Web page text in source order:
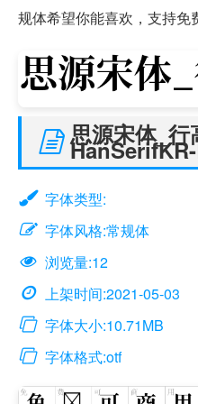
规体希望你能喜欢，支持免
思源宋体_
字体类型:
字体风格:常规体
浏览量:12
上架时间:2021-05-03
字体大小:10.71MB
字体格式:otf